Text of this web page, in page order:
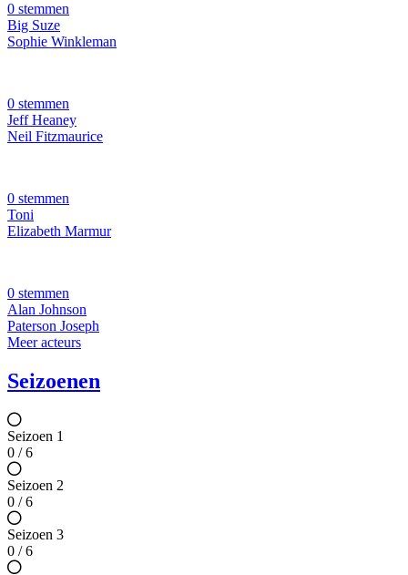
0 stemmen
Big Suze
Sophie Winkleman
0 stemmen
Jeff Heaney
Neil Fitzmaurice
0 stemmen
Toni
Elizabeth Marmur
0 stemmen
Alan Johnson
Paterson Joseph
Meer acteurs
Seizoenen
Seizoen 1
0 / 6
Seizoen 2
0 / 6
Seizoen 3
0 / 6